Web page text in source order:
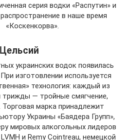
серия водки «Распутин» и
в наше время
«Коскенкорва».
Цельсий
украинских водок появилась
изготовлении используется
технология: каждый из
трижды — тройные смягчение,
марка принадлежит
Украины «Баядера Групп»,
мировых алкогольных лидеров
и Remy Cointreau, немецкой